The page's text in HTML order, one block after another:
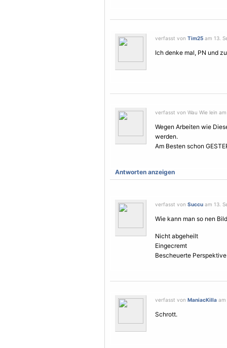
verfasst von Tim25 am 13.
Ich denke mal, PN und
verfasst von Wau Wie lein
Wegen Arbeiten wie
werden.
Am Besten schon
Antworten anzeigen
verfasst von Succu am 13.
Wie kann man so nen
Nicht abgeheilt
Eingecremt
Bescheuerte Perspektive
verfasst von ManiacKilla am
Schrott.